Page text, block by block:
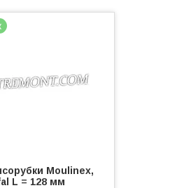
Moulinex,
L = 128 мм